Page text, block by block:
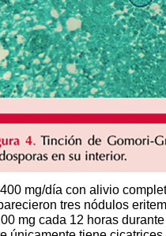
mg/día con alivio
tres nódulos
mg cada 12 horas